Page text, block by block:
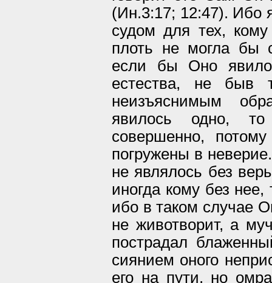
(Ин.3:17; 12:47). Ибо
судом для тех,
плоть не могла бы
если бы Оно
естества, не быв
неизъяснимым
явилось одно,
совершенно,
погружены в
не являлось без
иногда кому без
ибо в таком случае
не животворит, а
пострадал
сиянием оного
его на пути, но